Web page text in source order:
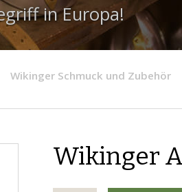
in Europa!
Wikinger Schmuck und Zubehör
Wikinger